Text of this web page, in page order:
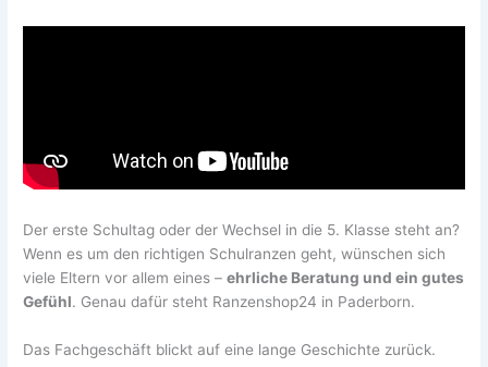
Der erste Schultag oder der Wechsel in die 5. Klasse steht an?
Wenn es um den richtigen Schulranzen geht, wünschen sich
viele Eltern vor allem eines –ehrliche Beratung und ein gutes
Gefühl. Genau dafür steht Ranzenshop24 in Paderborn.
Das Fachgeschäft blickt auf eine lange Geschichte zurück.